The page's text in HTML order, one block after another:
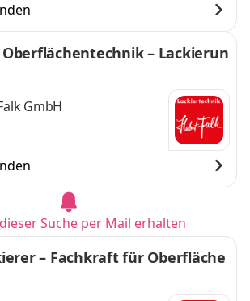
– Lackierun
GmbH
Suche per Mail erhalten
– Fachkraft für Oberfläche